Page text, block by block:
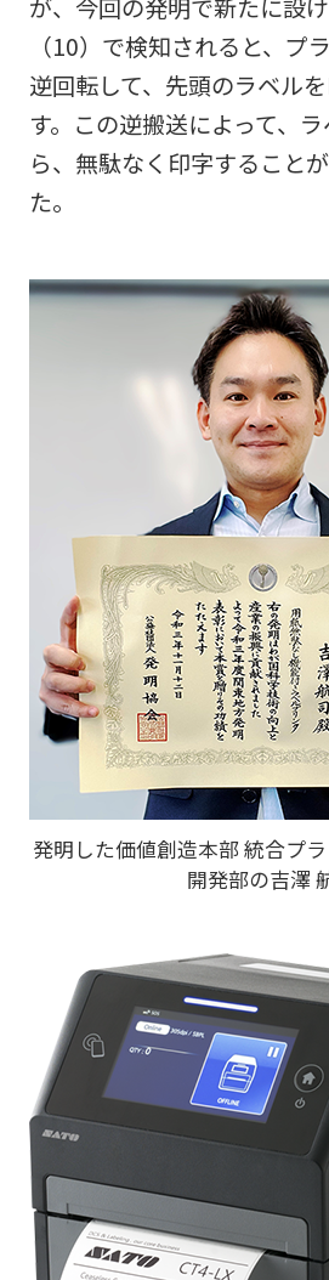
が、今回の発明で新たに設
（10）で検知されると、プ
逆回転して、先頭のラベル
す。この逆搬送によって、
ら、無駄なく印字すること
た。
発明した価値創造本部 統合プ
開発部の吉澤